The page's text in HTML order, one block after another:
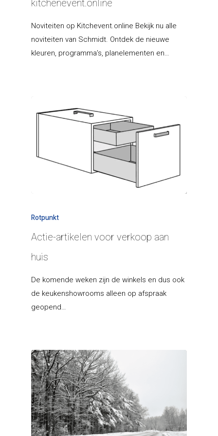
kitchenevent.online
Noviteiten op Kitchevent.online Bekijk nu alle
noviteiten van Schmidt. Ontdek de nieuwe
kleuren, programma’s, planelementen en…
Rotpunkt
Actie-artikelen voor verkoop aan
huis
De komende weken zijn de winkels en dus ook
de keukenshowrooms alleen op afspraak
geopend…